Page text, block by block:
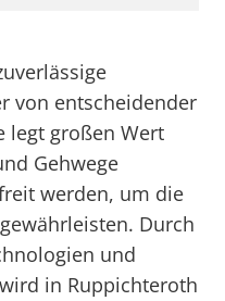
von entscheidender
legt großen Wert
Gehwege
werden, um die
Durch
und
in Ruppichteroth